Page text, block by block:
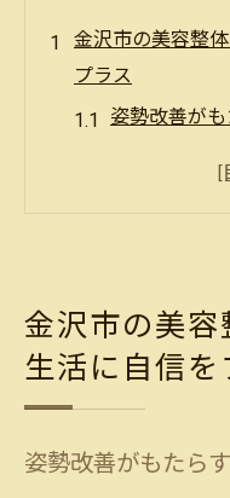
金沢市の美容整
プラス
姿勢改善が
金沢市で選
姿勢改善の
美容整体で姿勢
金沢市で注目
姿勢矯正に
金沢市の美容
生活に自信を
姿勢改善がもたら